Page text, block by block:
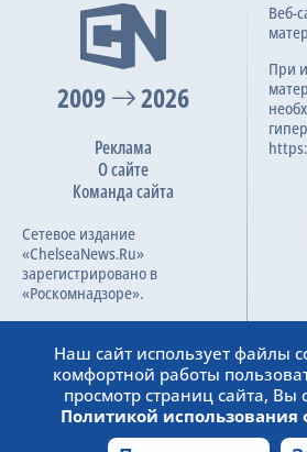
2009 2026
Реклама
О сайте
Команда сайта
Сетевое издание
«ChelseaNews.Ru»
зарегистрировано в
«Роскомнадзоре».
ФС 77 – 87138.
Веб-
При
Наш сайт использует файлы
комфортной работы
просмотр страниц сайта, Вы
Политикой использования